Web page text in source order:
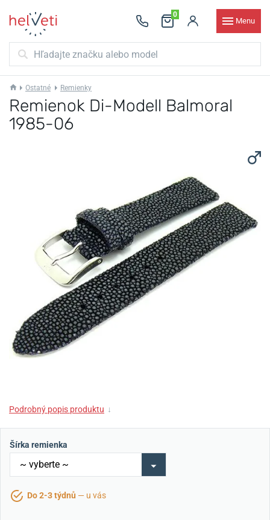
0
Menu
Ostatné Remienky
Remienok Di-Modell Balmoral
1985-06
Podrobný popis produktu ↓
Šírka remienka
Do 2-3 týdnů — u vás